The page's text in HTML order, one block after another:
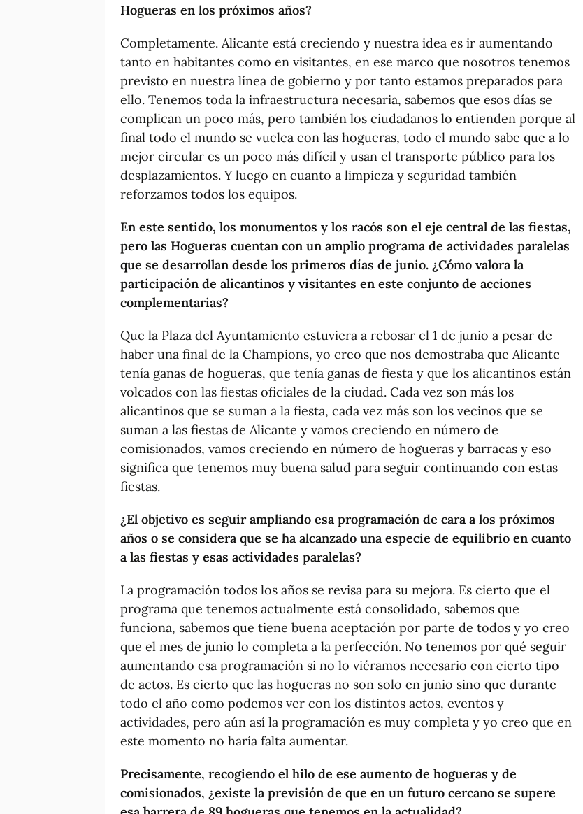
Hogueras en los próximos años?
Completamente. Alicante está creciendo y nuestra idea es ir aumentando
tanto en habitantes como en visitantes, en ese marco que nosotros tenemos
previsto en nuestra línea de gobierno y por tanto estamos preparados para
ello. Tenemos toda la infraestructura necesaria, sabemos que esos días se
complican un poco más, pero también los ciudadanos lo entienden porque al
final todo el mundo se vuelca con las hogueras, todo el mundo sabe que a lo
mejor circular es un poco más difícil y usan el transporte público para los
desplazamientos. Y luego en cuanto a limpieza y seguridad también
reforzamos todos los equipos.
En este sentido, los monumentos y los racós son el eje central de las fiestas,
pero las Hogueras cuentan con un amplio programa de actividades paralelas
que se desarrollan desde los primeros días de junio. ¿Cómo valora la
participación de alicantinos y visitantes en este conjunto de acciones
complementarias?
Que la Plaza del Ayuntamiento estuviera a rebosar el 1 de junio a pesar de
haber una final de la Champions, yo creo que nos demostraba que Alicante
tenía ganas de hogueras, que tenía ganas de fiesta y que los alicantinos están
volcados con las fiestas oficiales de la ciudad. Cada vez son más los
alicantinos que se suman a la fiesta, cada vez más son los vecinos que se
suman a las fiestas de Alicante y vamos creciendo en número de
comisionados, vamos creciendo en número de hogueras y barracas y eso
significa que tenemos muy buena salud para seguir continuando con estas
fiestas.
¿El objetivo es seguir ampliando esa programación de cara a los próximos
años o se considera que se ha alcanzado una especie de equilibrio en cuanto
a las fiestas y esas actividades paralelas?
La programación todos los años se revisa para su mejora. Es cierto que el
programa que tenemos actualmente está consolidado, sabemos que
funciona, sabemos que tiene buena aceptación por parte de todos y yo creo
que el mes de junio lo completa a la perfección. No tenemos por qué seguir
aumentando esa programación si no lo viéramos necesario con cierto tipo
de actos. Es cierto que las hogueras no son solo en junio sino que durante
todo el año como podemos ver con los distintos actos, eventos y
actividades, pero aún así la programación es muy completa y yo creo que en
este momento no haría falta aumentar.
Precisamente, recogiendo el hilo de ese aumento de hogueras y de
comisionados, ¿existe la previsión de que en un futuro cercano se supere